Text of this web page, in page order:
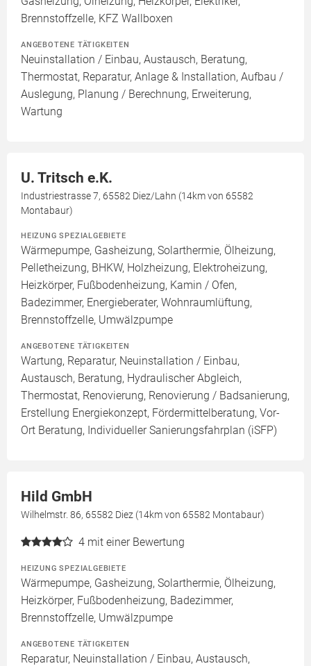
Brennstoffzelle, KFZ Wallboxen
ANGEBOTENE TÄTIGKEITEN
Neuinstallation / Einbau, Austausch, Beratung,
Thermostat, Reparatur, Anlage & Installation, Aufbau /
Auslegung, Planung / Berechnung, Erweiterung,
Wartung
U. Tritsch e.K.
Industriestrasse 7, 65582 Diez/Lahn (14km von 65582
Montabaur)
HEIZUNG SPEZIALGEBIETE
Wärmepumpe, Gasheizung, Solarthermie, Ölheizung,
Pelletheizung, BHKW, Holzheizung, Elektroheizung,
Heizkörper, Fußbodenheizung, Kamin / Ofen,
Badezimmer, Energieberater, Wohnraumlüftung,
Brennstoffzelle, Umwälzpumpe
ANGEBOTENE TÄTIGKEITEN
Wartung, Reparatur, Neuinstallation / Einbau,
Austausch, Beratung, Hydraulischer Abgleich,
Thermostat, Renovierung, Renovierung / Badsanierung,
Erstellung Energiekonzept, Fördermittelberatung, Vor-
Ort Beratung, Individueller Sanierungsfahrplan (iSFP)
Hild GmbH
Wilhelmstr. 86, 65582 Diez (14km von 65582 Montabaur)
4 mit einer Bewertung
HEIZUNG SPEZIALGEBIETE
Wärmepumpe, Gasheizung, Solarthermie, Ölheizung,
Heizkörper, Fußbodenheizung, Badezimmer,
Brennstoffzelle, Umwälzpumpe
ANGEBOTENE TÄTIGKEITEN
Reparatur, Neuinstallation / Einbau, Austausch,